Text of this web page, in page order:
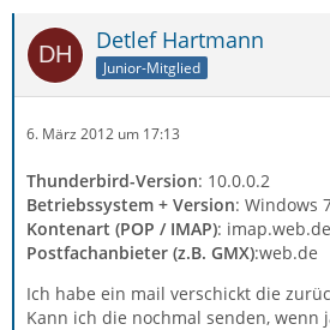
Detlef Hartmann
Junior-Mitglied
6. März 2012 um 17:13
Thunderbird-Version: 10.0.0.2
Betriebssystem + Version: Windows
Kontenart (POP / IMAP): imap.web.de
Postfachanbieter (z.B. GMX):web.de
Ich habe ein mail verschickt die
Kann ich die nochmal senden, wenn